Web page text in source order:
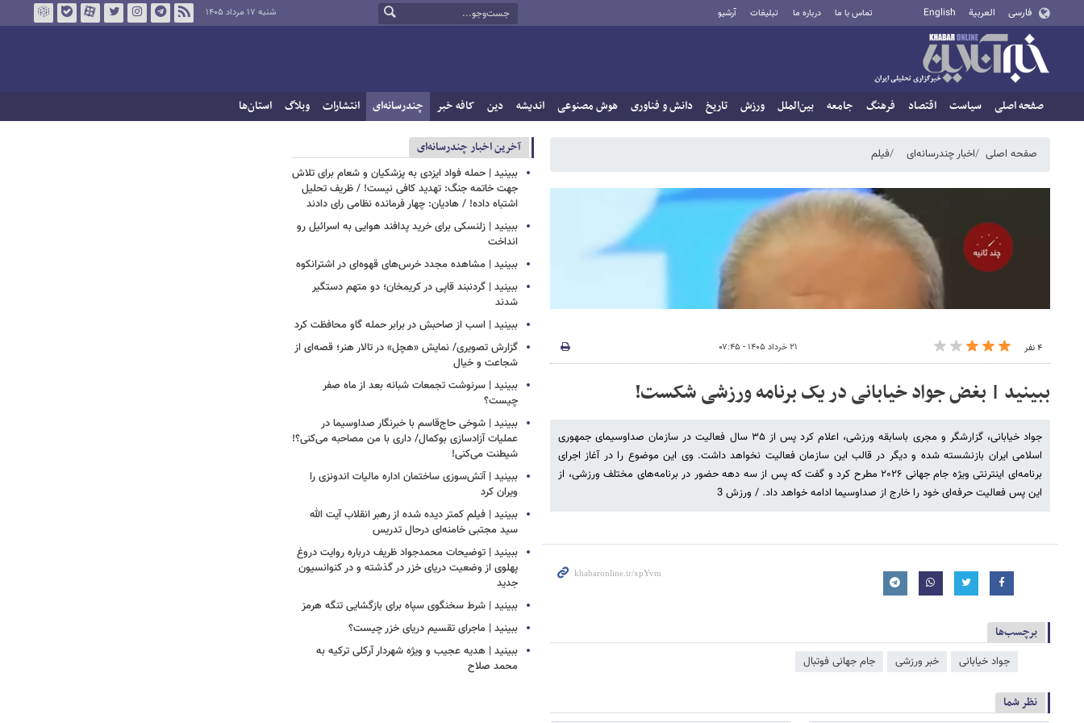
فارسی العربية English تماس با ما درباره ما تبلیغات آرشیو شنبه ۱۷ مرداد ۱۴۰۵
صفحه اصلی سیاست اقتصاد فرهنگ جامعه بین‌الملل ورزش تاریخ دانش و فناوری هوش مصنوعی اندیشه دین کافه خبر چندرسانه‌ای انتشارات وبلاگ استان‌ها
صفحه اصلی اخبار چندرسانه‌ای فیلم
۴ نفر ۲۱ خرداد ۱۴۰۵ - ۰۷:۴۵
ببینید | بغض جواد خیابانی در یک برنامه ورزشی شکست!
جواد خیابانی، گزارشگر و مجری باسابقه ورزشی، اعلام کرد پس از ۳۵ سال فعالیت در سازمان صداوسیمای جمهوری
اسلامی ایران بازنشسته شده و دیگر در قالب این سازمان فعالیت نخواهد داشت. وی این موضوع را در آغاز اجرای
برنامه‌ای اینترنتی ویژه جام جهانی ۲۰۲۶ مطرح کرد و گفت که پس از سه دهه حضور در برنامه‌های مختلف ورزشی، از
این پس فعالیت حرفه‌ای خود را خارج از صداوسیما ادامه خواهد داد. / ورزش 3
برچسب‌ها
جواد خیابانی خبر ورزشی جام جهانی فوتبال
نظر شما
آخرین اخبار چندرسانه‌ای
ببینید | حمله فواد ایزدی به پزشکیان و شعام برای تلاش
جهت خاتمه جنگ: تهدید کافی نیست! / ظریف تحلیل
اشتباه داده! / هادیان: چهار فرمانده نظامی رای دادند
ببینید | زلنسکی برای خرید پدافند هوایی به اسرائیل رو
انداخت
ببینید | مشاهده مجدد خرس‌های قهوه‌ای در اشترانکوه
ببینید | گردنبند قاپی در کریمخان؛ دو متهم دستگیر
شدند
ببینید | اسب از صاحبش در برابر حمله گاو محافظت کرد
گزارش تصویری/ نمایش «هچل» در تالار هنر؛ قصه‌ای از
شجاعت و خیال
ببینید | سرنوشت تجمعات شبانه بعد از ماه صفر
چیست؟
ببینید | شوخی حاج‌قاسم با خبرنگار صداوسیما در
عملیات آزادسازی بوکمال/ داری با من مصاحبه‌ می‌کنی؟!
شیطنت می‌کنی!
ببینید | آتش‌سوزی ساختمان اداره مالیات اندونزی را
ویران کرد
ببینید | فیلم کمتر دیده شده از رهبر انقلاب آیت الله
سید مجتبی خامنه‌ای درحال تدریس
ببینید | توضیحات محمدجواد ظریف درباره روایت دروغ
پهلوی از وضعیت دریای خزر در گذشته و در کنوانسیون
جدید
ببینید | شرط سخنگوی سپاه برای بازگشایی تنگه هرمز
ببینید | ماجرای تقسیم دریای خزر چیست؟
ببینید | هدیه عجیب و ویژه شهردار آرکلی ترکیه به
محمد صلاح